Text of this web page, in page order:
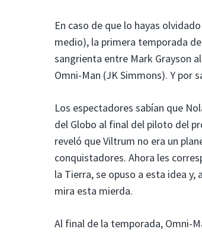
En caso de que lo hayas
medio), la primera temporada
sangrienta entre Mark Grayson
Omni-Man (JK Simmons). Y
Los espectadores sabían que
del Globo al final del piloto del
reveló que Viltrum no era un
conquistadores. Ahora les
la Tierra, se opuso a esta idea y,
mira esta mierda.
Al final de la temporada, Omni-